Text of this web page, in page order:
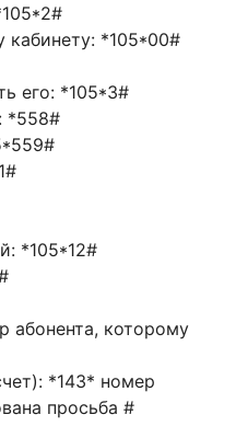
кабинету: *105*00#
его: *105*3#
*558#
*105*12#
абонента, которому
*143* номер
просьба #